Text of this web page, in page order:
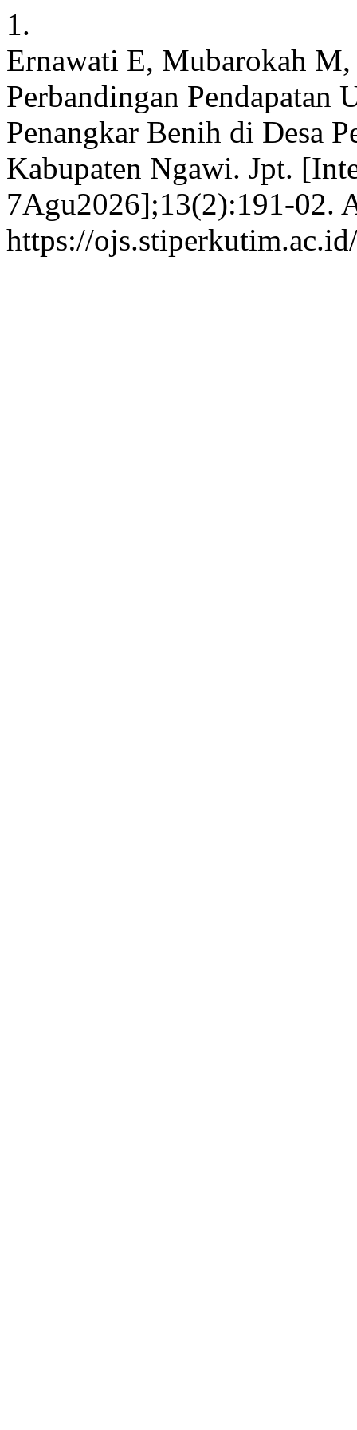
1.
Ernawati E, Mubarokah
Perbandingan Pendapatan
Penangkar Benih di Desa
Kabupaten Ngawi. Jpt.
7Agu2026];13(2):191-02.
https://